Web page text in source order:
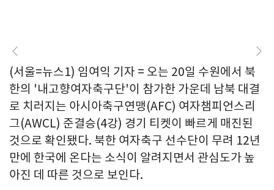
(서울=뉴스1) 임여익 기자 = 오는 20일 수원에서 북
한의 '내고향여자축구단'이 참가한 가운데 남북 대결
로 치러지는 아시아축구연맹(AFC) 여자챔피언스리
그(AWCL) 준결승(4강) 경기 티켓이 빠르게 매진된
것으로 확인됐다. 북한 여자축구 선수단이 무려 12년
만에 한국에 온다는 소식이 알려지면서 관심도가 높
아진 데 따른 것으로 보인다.